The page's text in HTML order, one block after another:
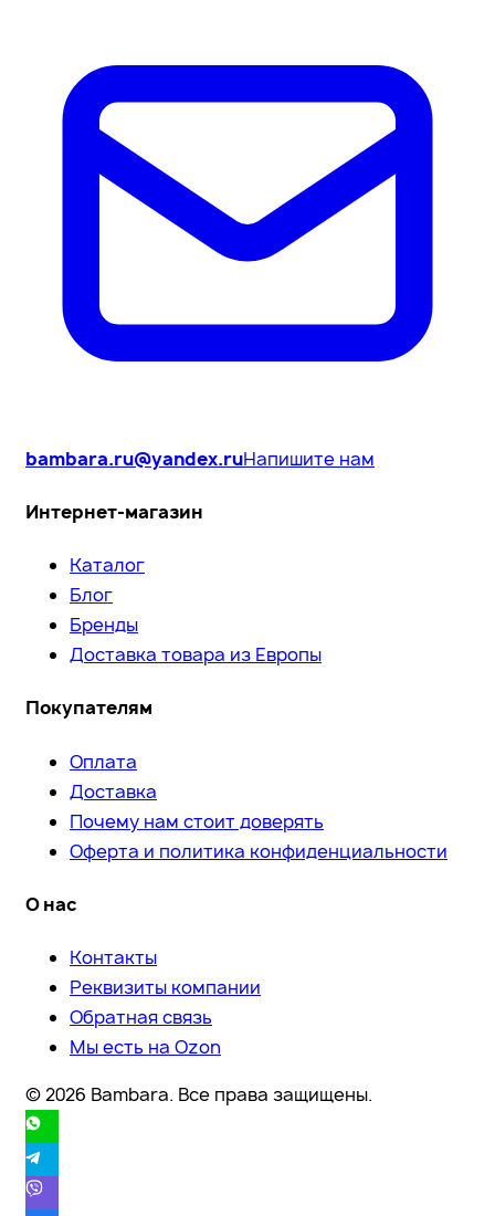
bambara.ru@yandex.ruНапишите нам
Интернет-магазин
Каталог
Блог
Бренды
Доставка товара из Европы
Покупателям
Оплата
Доставка
Почему нам стоит доверять
Оферта и политика конфиденциальности
О нас
Контакты
Реквизиты компании
Обратная связь
Мы есть на Ozon
© 2026 Bambara. Все права защищены.